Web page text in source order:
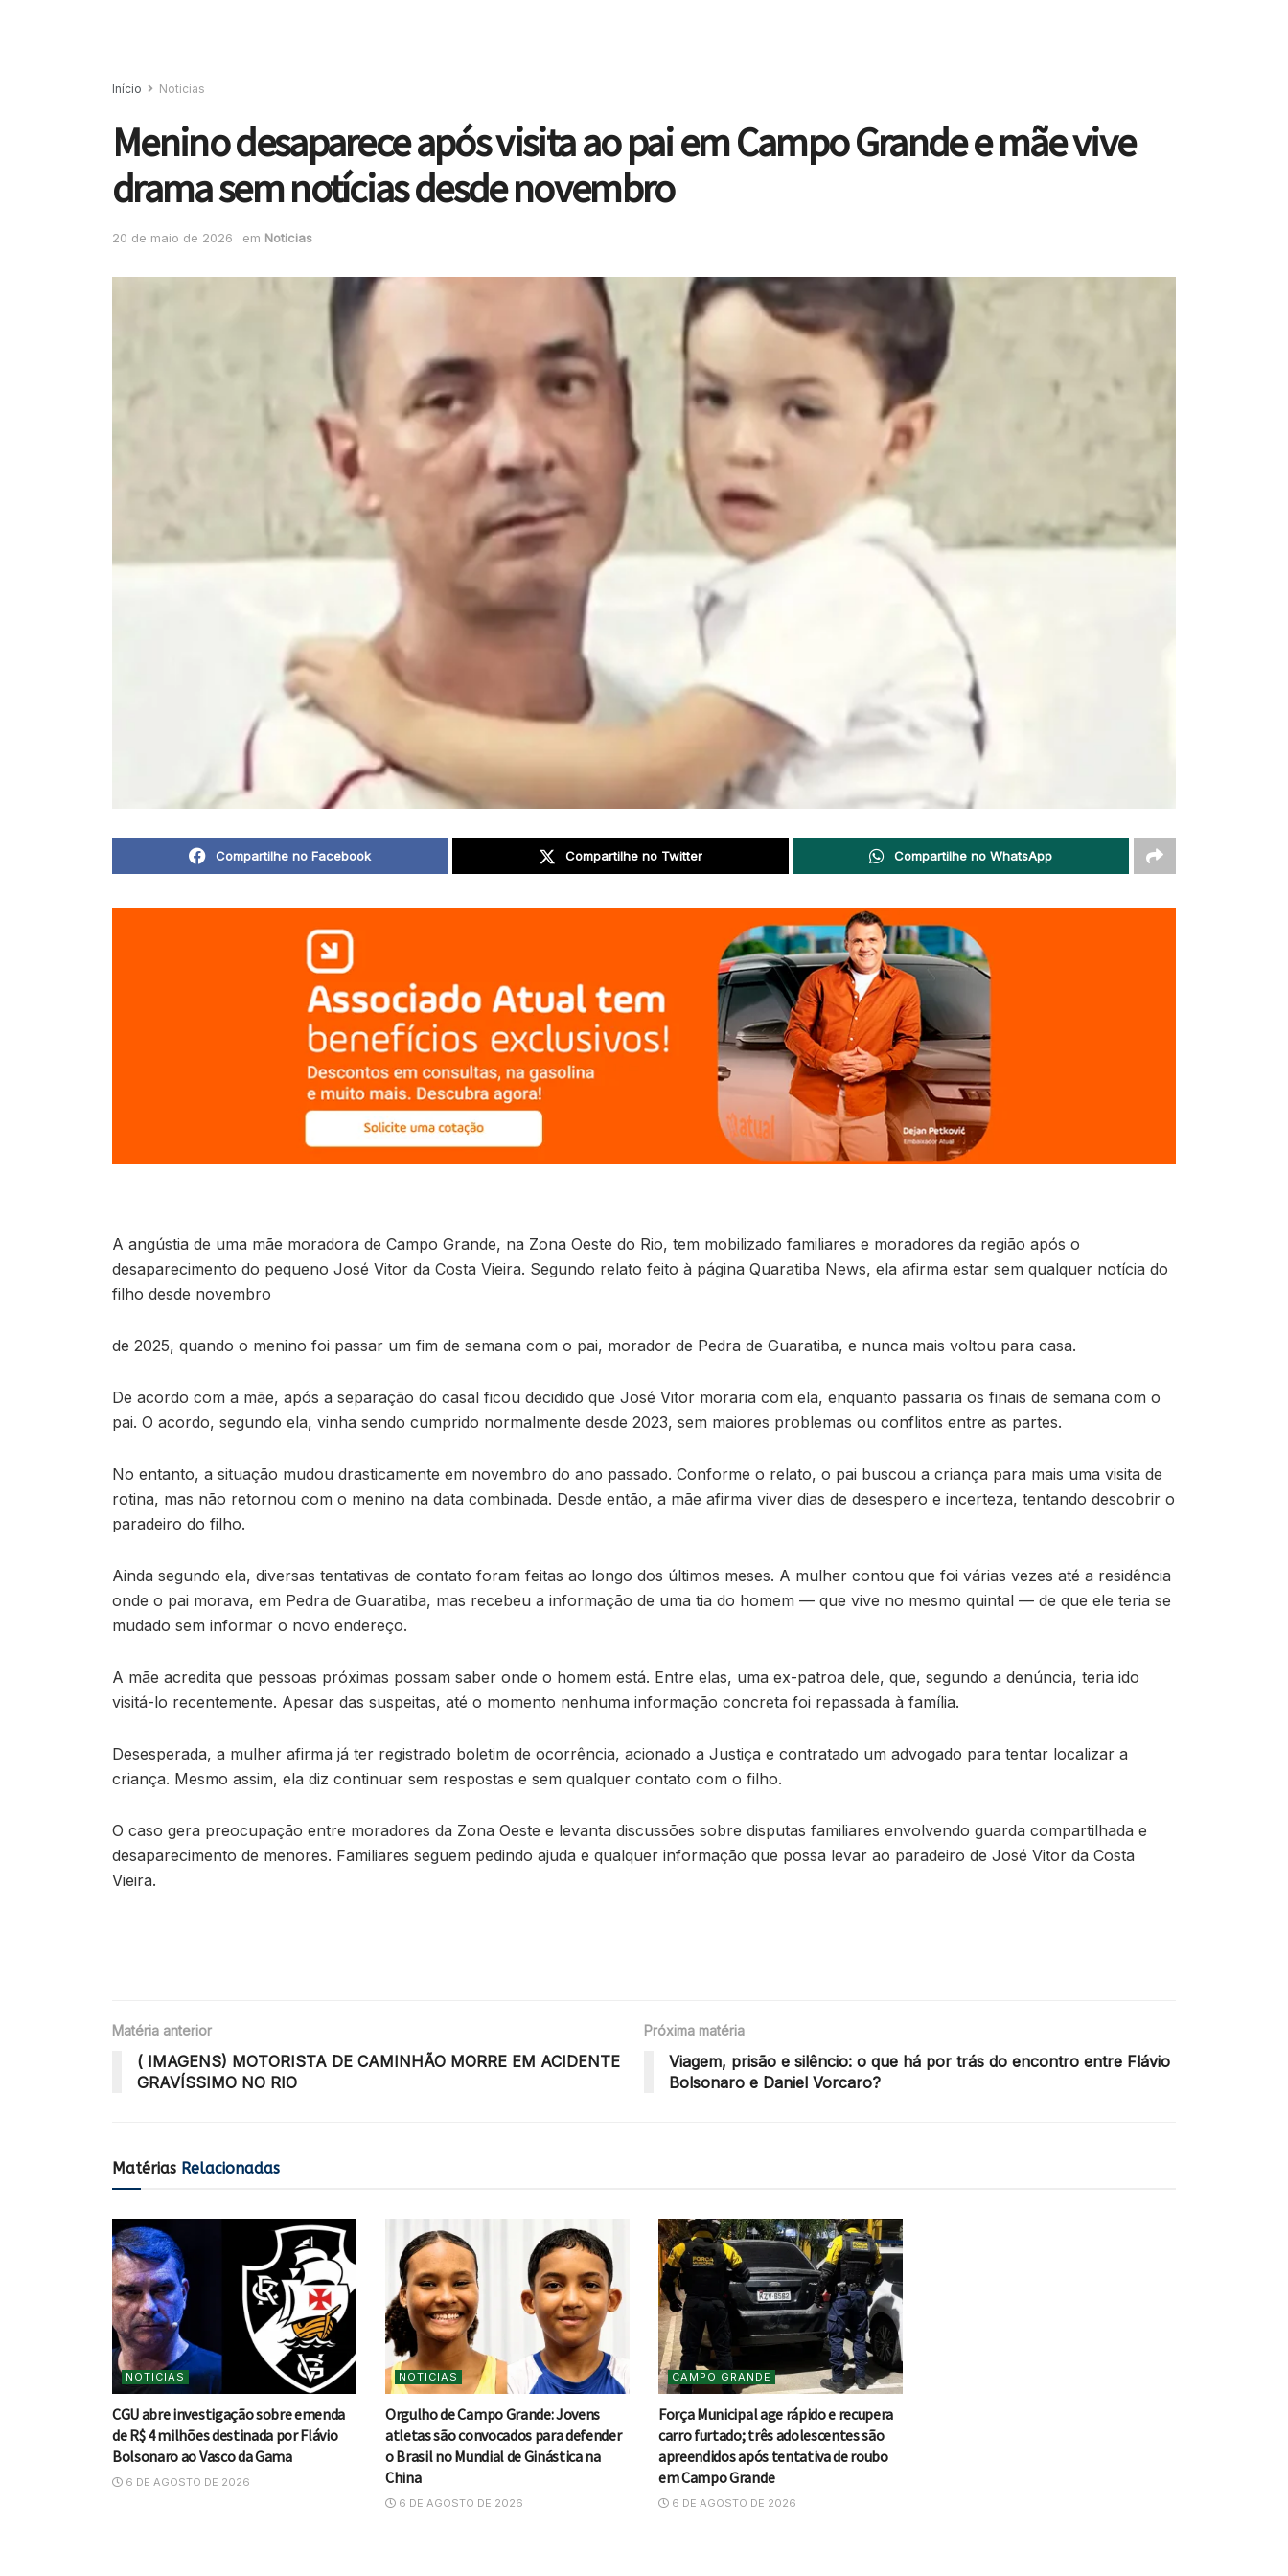
Início Noticias
Menino desaparece após visita ao pai em Campo Grande e mãe vive
drama sem notícias desde novembro
20 de maio de 2026 em Noticias
Compartilhe no Facebook Compartilhe no Twitter Compartilhe no WhatsApp
A angústia de uma mãe moradora de Campo Grande, na Zona Oeste do Rio, tem mobilizado familiares e moradores da região após o
desaparecimento do pequeno José Vitor da Costa Vieira. Segundo relato feito à página Quaratiba News, ela afirma estar sem qualquer notícia do
filho desde novembro
de 2025, quando o menino foi passar um fim de semana com o pai, morador de Pedra de Guaratiba, e nunca mais voltou para casa.
De acordo com a mãe, após a separação do casal ficou decidido que José Vitor moraria com ela, enquanto passaria os finais de semana com o
pai. O acordo, segundo ela, vinha sendo cumprido normalmente desde 2023, sem maiores problemas ou conflitos entre as partes.
No entanto, a situação mudou drasticamente em novembro do ano passado. Conforme o relato, o pai buscou a criança para mais uma visita de
rotina, mas não retornou com o menino na data combinada. Desde então, a mãe afirma viver dias de desespero e incerteza, tentando descobrir o
paradeiro do filho.
Ainda segundo ela, diversas tentativas de contato foram feitas ao longo dos últimos meses. A mulher contou que foi várias vezes até a residência
onde o pai morava, em Pedra de Guaratiba, mas recebeu a informação de uma tia do homem — que vive no mesmo quintal — de que ele teria se
mudado sem informar o novo endereço.
A mãe acredita que pessoas próximas possam saber onde o homem está. Entre elas, uma ex-patroa dele, que, segundo a denúncia, teria ido
visitá-lo recentemente. Apesar das suspeitas, até o momento nenhuma informação concreta foi repassada à família.
Desesperada, a mulher afirma já ter registrado boletim de ocorrência, acionado a Justiça e contratado um advogado para tentar localizar a
criança. Mesmo assim, ela diz continuar sem respostas e sem qualquer contato com o filho.
O caso gera preocupação entre moradores da Zona Oeste e levanta discussões sobre disputas familiares envolvendo guarda compartilhada e
desaparecimento de menores. Familiares seguem pedindo ajuda e qualquer informação que possa levar ao paradeiro de José Vitor da Costa
Vieira.
Matéria anterior
( IMAGENS) MOTORISTA DE CAMINHÃO MORRE EM ACIDENTE
GRAVÍSSIMO NO RIO
Próxima matéria
Viagem, prisão e silêncio: o que há por trás do encontro entre Flávio
Bolsonaro e Daniel Vorcaro?
Matérias Relacionadas
NOTICIAS
CGU abre investigação sobre emenda
de R$ 4 milhões destinada por Flávio
Bolsonaro ao Vasco da Gama
6 DE AGOSTO DE 2026
NOTICIAS
Orgulho de Campo Grande: Jovens
atletas são convocados para defender
o Brasil no Mundial de Ginástica na
China
6 DE AGOSTO DE 2026
CAMPO GRANDE
Força Municipal age rápido e recupera
carro furtado; três adolescentes são
apreendidos após tentativa de roubo
em Campo Grande
6 DE AGOSTO DE 2026